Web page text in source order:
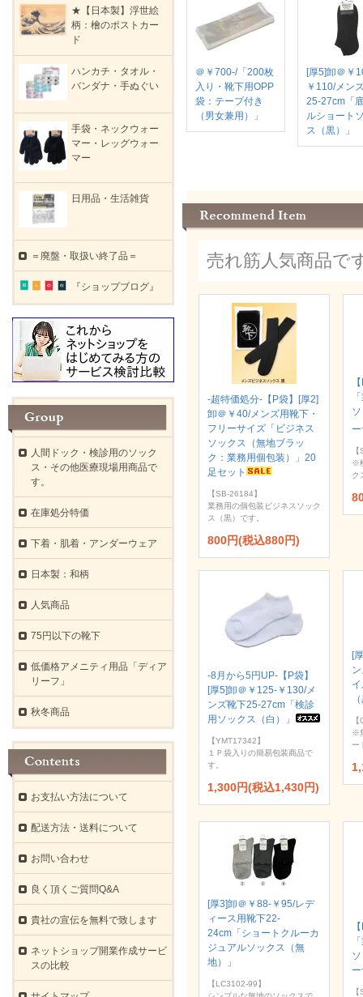
＠￥700-/「200枚
入り・靴下用OPP
袋：テープ付き
（男女兼用）」
[厚5]卸＠￥
￥110/メン
25-27cm「
ルショート
ス（黒）」
売れ筋人気商品で
-超特価処分-【P袋】[厚2]
卸＠￥40/メンズ用靴下・
フリーサイズ「ビジネス
ソックス（無地ブラッ
ク：業務用個包装）」20
足セット
【SB-26184】
業務用の個包装ビジネスソック
ス（黒）です。
800円(税込880円)
※
ク
-8月から5円UP-【P袋】
[厚5]卸＠￥125-￥130/メ
ンズ靴下25-27cm「検診
用ソックス（白）」
【YMT17342】
１Ｐ袋入りの簡易包装商品で
す。
1,300円(税込1,430円)
[
※
ー
[厚3]卸＠￥88-￥95/レデ
ィース用靴下22-
24cm「ショートクルーカ
ジュアルソックス（無
地）」
【LC3102-99】
★【日本製】浮世絵
柄：檜のポストカー
ド
ハンカチ・タオル・
バンダナ・手ぬぐい
手袋・ネックウォー
マー・レッグウォー
マー
日用品・生活雑貨
＝廃盤・取扱い終了品＝
『ショップブログ』
人間ドック・検診用のソック
ス・その他医療現場用商品で
す。
在庫処分特価
下着・肌着・アンダーウェア
日本製：和柄
人気商品
75円以下の靴下
低価格アメニティ用品「ディア
リーフ」
秋冬商品
お支払い方法について
配送方法・送料について
お問い合わせ
良く頂くご質問Q&A
貴社の宣伝を無料で致します
ネットショップ開業作成サービ
スの比較